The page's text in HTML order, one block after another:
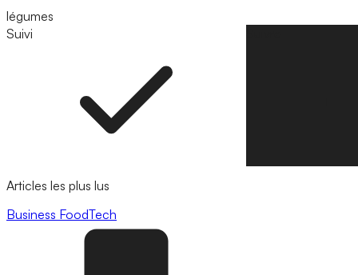
légumes
Suivi
Articles les plus lus
Business FoodTech